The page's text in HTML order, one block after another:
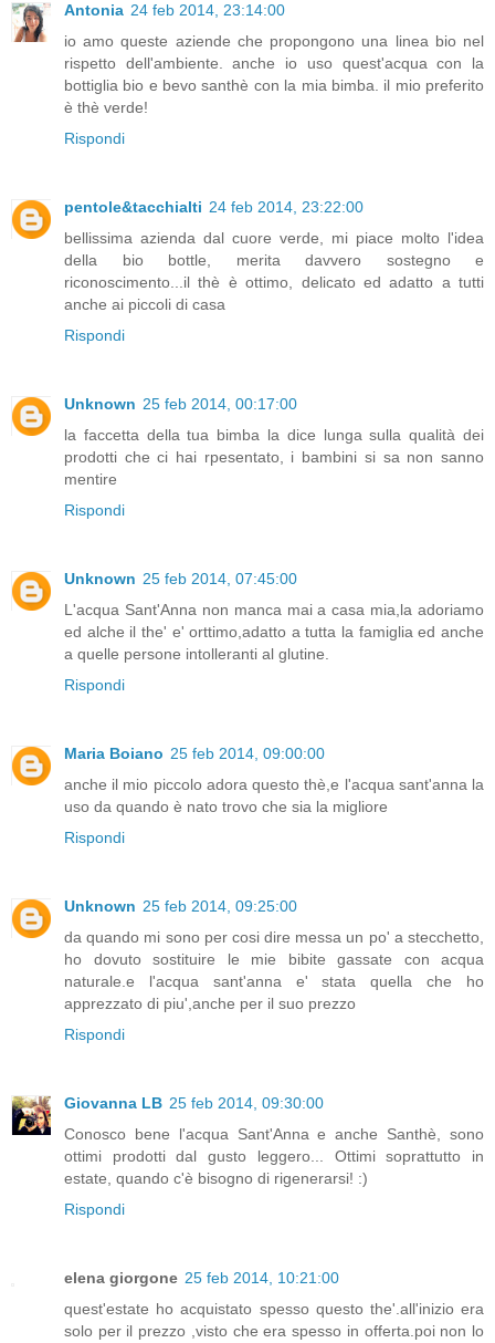
Antonia 24 feb 2014, 23:14:00
io amo queste aziende che propongono una linea bio nel
rispetto dell'ambiente. anche io uso quest'acqua con la
bottiglia bio e bevo santhè con la mia bimba. il mio preferito
è thè verde!
Rispondi
pentole&tacchialti 24 feb 2014, 23:22:00
bellissima azienda dal cuore verde, mi piace molto l'idea
della bio bottle, merita davvero sostegno e
riconoscimento...il thè è ottimo, delicato ed adatto a tutti
anche ai piccoli di casa
Rispondi
Unknown 25 feb 2014, 00:17:00
la faccetta della tua bimba la dice lunga sulla qualità dei
prodotti che ci hai rpesentato, i bambini si sa non sanno
mentire
Rispondi
Unknown 25 feb 2014, 07:45:00
L'acqua Sant'Anna non manca mai a casa mia,la adoriamo
ed alche il the' e' orttimo,adatto a tutta la famiglia ed anche
a quelle persone intolleranti al glutine.
Rispondi
Maria Boiano 25 feb 2014, 09:00:00
anche il mio piccolo adora questo thè,e l'acqua sant'anna la
uso da quando è nato trovo che sia la migliore
Rispondi
Unknown 25 feb 2014, 09:25:00
da quando mi sono per cosi dire messa un po' a stecchetto,
ho dovuto sostituire le mie bibite gassate con acqua
naturale.e l'acqua sant'anna e' stata quella che ho
apprezzato di piu',anche per il suo prezzo
Rispondi
Giovanna LB 25 feb 2014, 09:30:00
Conosco bene l'acqua Sant'Anna e anche Santhè, sono
ottimi prodotti dal gusto leggero... Ottimi soprattutto in
estate, quando c'è bisogno di rigenerarsi! :)
Rispondi
elena giorgone 25 feb 2014, 10:21:00
quest'estate ho acquistato spesso questo the'.all'inizio era
solo per il prezzo ,visto che era spesso in offerta.poi non lo